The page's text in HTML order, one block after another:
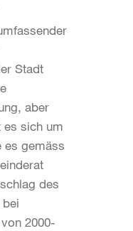
Stadt
aber
es sich um
es gemäss
des
2000-